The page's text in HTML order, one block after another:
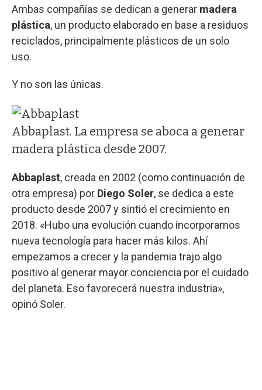
Ambas compañías se dedican a generar madera
plástica, un producto elaborado en base a residuos
reciclados, principalmente plásticos de un solo
uso.
Y no son las únicas.
Abbaplast. La empresa se aboca a generar
madera plástica desde 2007.
Abbaplast, creada en 2002 (como continuación de
otra empresa) por Diego Soler, se dedica a este
producto desde 2007 y sintió el crecimiento en
2018. «Hubo una evolución cuando incorporamos
nueva tecnología para hacer más kilos. Ahí
empezamos a crecer y la pandemia trajo algo
positivo al generar mayor conciencia por el cuidado
del planeta. Eso favorecerá nuestra industria»,
opinó Soler.